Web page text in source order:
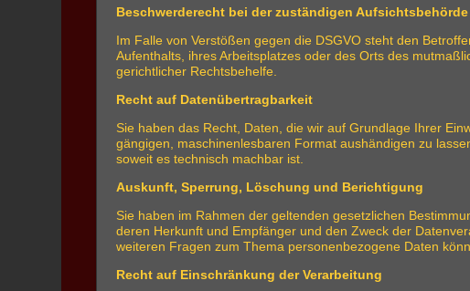
Beschwerderecht bei der zuständigen Aufsichtsbehörde
Im Falle von Verstößen gegen die DSGVO steht den
Aufenthalts, ihres Arbeitsplatzes oder des Orts des
gerichtlicher Rechtsbehelfe.
Recht auf Datenübertragbarkeit
Sie haben das Recht, Daten, die wir auf Grundlage Ihrer
gängigen, maschinenlesbaren Format aushändigen zu
soweit es technisch machbar ist.
Auskunft, Sperrung, Löschung und Berichtigung
Sie haben im Rahmen der geltenden gesetzlichen
deren Herkunft und Empfänger und den Zweck der
weiteren Fragen zum Thema personenbezogene Daten
Recht auf Einschränkung der Verarbeitung